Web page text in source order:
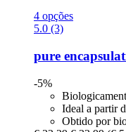
4 opções
5.0 (3)
pure
-5%
Ideal a partir
Obtido por